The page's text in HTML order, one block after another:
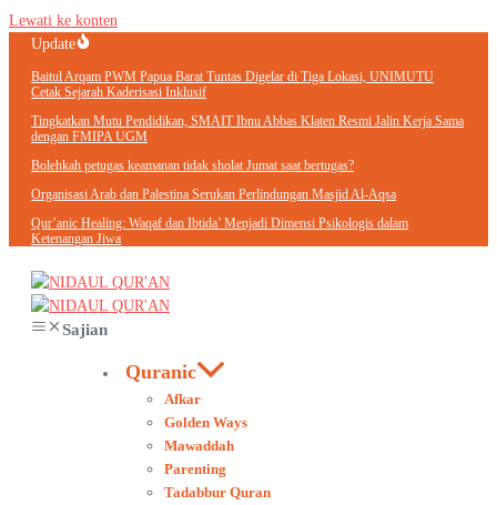
Lewati ke konten
Update
Baitul Arqam PWM Papua Barat Tuntas Digelar di Tiga Lokasi, UNIMUTU
Cetak Sejarah Kaderisasi Inklusif
Tingkatkan Mutu Pendidikan, SMAIT Ibnu Abbas Klaten Resmi Jalin Kerja Sama
dengan FMIPA UGM
Bolehkah petugas keamanan tidak sholat Jumat saat bertugas?
Organisasi Arab dan Palestina Serukan Perlindungan Masjid Al-Aqsa
Qur’anic Healing: Waqaf dan Ibtida’ Menjadi Dimensi Psikologis dalam
Ketenangan Jiwa
Sajian
Quranic
Afkar
Golden Ways
Mawaddah
Parenting
Tadabbur Quran